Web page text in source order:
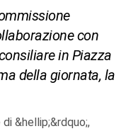
con
in Piazza
della giornata, la
&hellip;&rdquo;,